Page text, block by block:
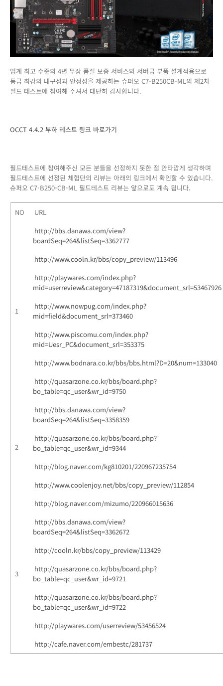
업계 최고 수준의 4년 무상 품질 보증 서비스와 서버급 부품 설계적용으로
동급 최강의 내구성과 안정성을 제공하는 슈퍼오 C7-B250CB-ML의 제2차
필드 테스트에 참여해 주셔서 대단히 감사합니다.
OCCT 4.4.2 부하 테스트 링크 바로가기
필드테스트에 참여해주신 모든 분들을 선정하지 못한 점 안타깝게 생각하며
필드테스트에 선정된 체험단의 리뷰는 아래의 링크에서 확인할 수 있습니다.
슈퍼오 C7-B250-CB-ML 필드테스트 리뷰는 앞으로도 계속 됩니다.
NO URL
1
http://bbs.danawa.com/view?
boardSeq=264&listSeq=3362777
http://www.cooln.kr/bbs/copy_preview/113496
http://playwares.com/index.php?
mid=userreview&category=47187319&document_srl=53467926
http://www.nowpug.com/index.php?
mid=field&document_srl=373460
http://www.piscomu.com/index.php?
mid=Uesr_PC&document_srl=353375
http://www.bodnara.co.kr/bbs/bbs.html?D=20&num=133040
http://quasarzone.co.kr/bbs/board.php?
bo_table=qc_user&wr_id=9750
2
http://bbs.danawa.com/view?
boardSeq=264&listSeq=3358359
http://quasarzone.co.kr/bbs/board.php?
bo_table=qc_user&wr_id=9344
http://blog.naver.com/kg810201/220967235754
http://www.coolenjoy.net/bbs/copy_preview/112854
3
http://blog.naver.com/mizumo/220966015636
http://bbs.danawa.com/view?
boardSeq=264&listSeq=3362672
http://cooln.kr/bbs/copy_preview/113429
http://quasarzone.co.kr/bbs/board.php?
bo_table=qc_user&wr_id=9721
http://quasarzone.co.kr/bbs/board.php?
bo_table=qc_user&wr_id=9722
http://playwares.com/userreview/53456524
http://cafe.naver.com/embestc/281737